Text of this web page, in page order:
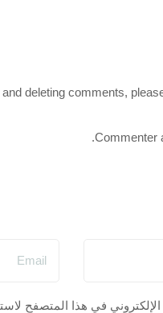
deleting comments,
Commenter
.
في هذا المتصفح